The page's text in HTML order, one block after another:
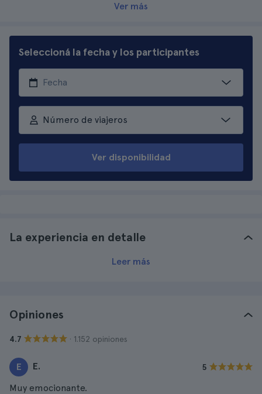
Ver más
Seleccioná la fecha y los participantes
Número de viajeros
Ver disponibilidad
La experiencia en detalle
Leer más
Opiniones
4.7 · 1.152 opiniones
E E. 5
Muy emocionante.